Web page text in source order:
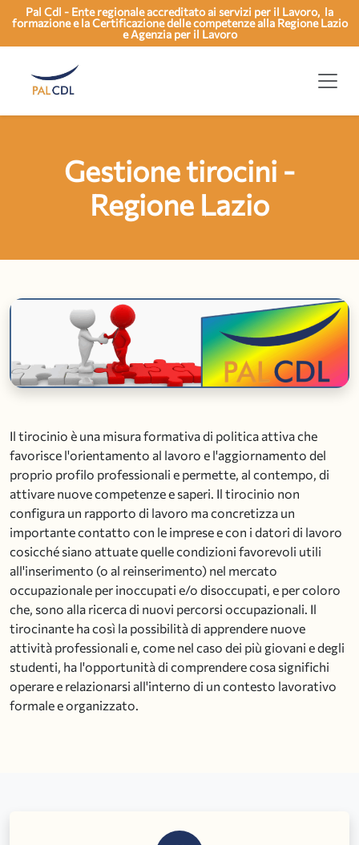
Pal Cdl - Ente regionale accreditato ai servizi per il Lavoro, la
formazione e la Certificazione delle competenze alla Regione Lazio
e Agenzia per il Lavoro
Gestione tirocini -
Regione Lazio
Il tirocinio è una misura formativa di politica attiva che
favorisce l'orientamento al lavoro e l'aggiornamento del
proprio profilo professionali e permette, al contempo, di
attivare nuove competenze e saperi. Il tirocinio non
configura un rapporto di lavoro ma concretizza un
importante contatto con le imprese e con i datori di lavoro
cosicché siano attuate quelle condizioni favorevoli utili
all'inserimento (o al reinserimento) nel mercato
occupazionale per inoccupati e/o disoccupati, e per coloro
che, sono alla ricerca di nuovi percorsi occupazionali. Il
tirocinante ha così la possibilità di apprendere nuove
attività professionali e, come nel caso dei più giovani e degli
studenti, ha l'opportunità di comprendere cosa significhi
operare e relazionarsi all'interno di un contesto lavorativo
formale e organizzato.